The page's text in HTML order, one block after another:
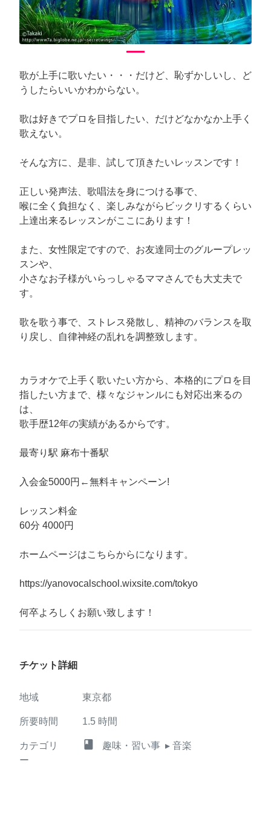
歌が上手に歌いたい・・・だけど、恥ずかしいし、ど
うしたらいいかわからない。
歌は好きでプロを目指したい、だけどなかなか上手く
歌えない。
そんな方に、是非、試して頂きたいレッスンです！
正しい発声法、歌唱法を身につける事で、
喉に全く負担なく、楽しみながらビックリするくらい
上達出来るレッスンがここにあります！
また、女性限定ですので、お友達同士のグループレッ
スンや、
小さなお子様がいらっしゃるママさんでも大丈夫で
す。
歌を歌う事で、ストレス発散し、精神のバランスを取
り戻し、自律神経の乱れを調整致します。
カラオケで上手く歌いたい方から、本格的にプロを目
指したい方まで、様々なジャンルにも対応出来るの
は、
歌手歴12年の実績があるからです。
最寄り駅 麻布十番駅
入会金5000円←無料キャンペーン!
レッスン料金
60分 4000円
ホームページはこちらからになります。
https://yanovocalschool.wixsite.com/tokyo
何卒よろしくお願い致します！
チケット詳細
地域 東京都
所要時間 1.5 時間
カテゴリ
ー
class 趣味・習い事 ▸ 音楽